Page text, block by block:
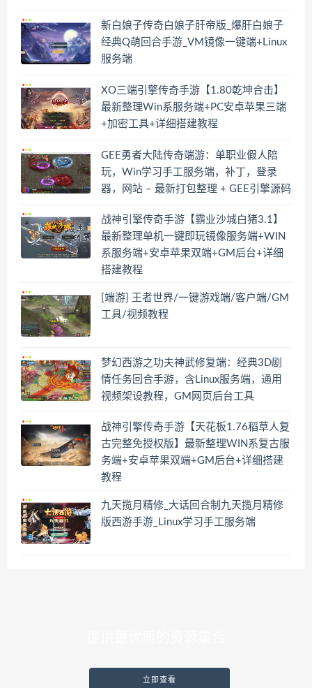
新白娘子传奇白娘子肝帝版_爆肝白娘子
经典Q萌回合手游_VM镜像一键端+Linux
服务端
XO三端引擎传奇手游【1.80乾坤合击】
最新整理Win系服务端+PC安卓苹果三端
+加密工具+详细搭建教程
GEE勇者大陆传奇端游：单职业假人陪
玩，Win学习手工服务端，补丁，登录
器，网站 – 最新打包整理 + GEE引擎源码
战神引擎传奇手游【霸业沙城白猪3.1】
最新整理单机一键即玩镜像服务端+WIN
系服务端+安卓苹果双端+GM后台+详细
搭建教程
[端游] 王者世界/一键游戏端/客户端/GM
工具/视频教程
梦幻西游之功夫神武修复端：经典3D剧
情任务回合手游，含Linux服务端，通用
视频架设教程，GM网页后台工具
战神引擎传奇手游【天花板1.76稻草人复
古完整免授权版】最新整理WIN系复古服
务端+安卓苹果双端+GM后台+详细搭建
教程
九天揽月精修_大话回合制九天揽月精修
版西游手游_Linux学习手工服务端
立即查看